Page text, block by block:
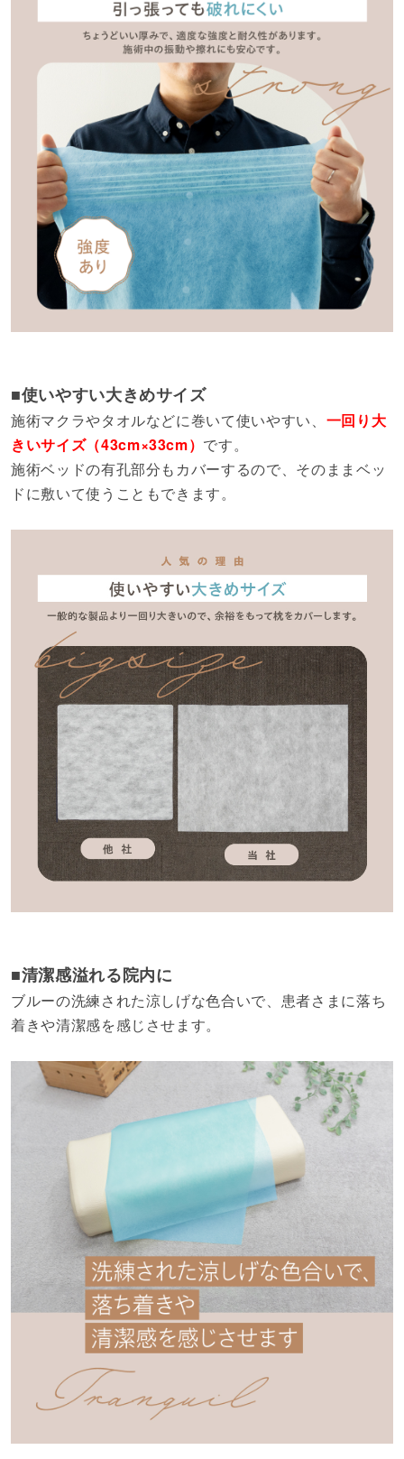
■使いやすい大きめサイズ
施術マクラやタオルなどに巻いて使いやすい、 一回り大
きいサイズ（43cm×33cm） です。
施術ベッドの有孔部分もカバーするので、そのままベッ
ドに敷いて使うこともできます。
■清潔感溢れる院内に
ブルーの洗練された涼しげな色合いで、患者さまに落ち
着きや清潔感を感じさせます。